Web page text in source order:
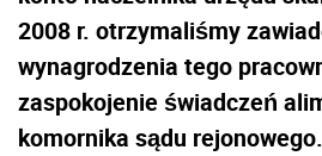
2008 r. otrzymaliśmy
wynagrodzenia tego
zaspokojenie świadczeń
komornika sądu